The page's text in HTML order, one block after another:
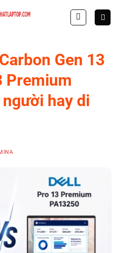
Gen 13
Premium
hay di